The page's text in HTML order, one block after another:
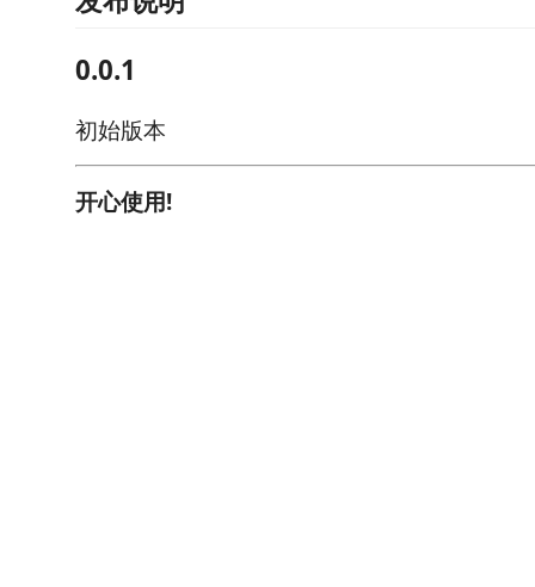
0.0.1
初始版本
开心使用!